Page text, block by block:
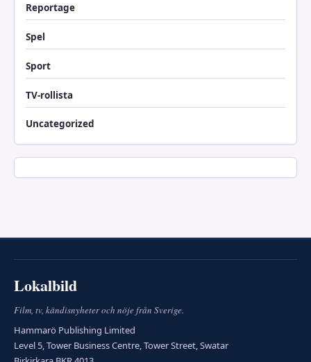
Reportage
Spel
Sport
TV-rollista
Uncategorized
Lokalbild
Film, tv, kändisnyheter och nöje från Sverige.
Hammarö Publishing Limited
Level 5, Tower Business Centre, Tower Street, Swatar